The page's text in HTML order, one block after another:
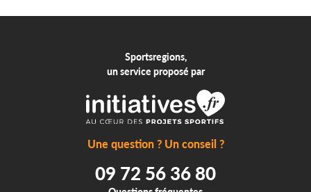
Sportsregions,
un service proposé par
Une question ? Un conseil ?
09 72 56 36 80